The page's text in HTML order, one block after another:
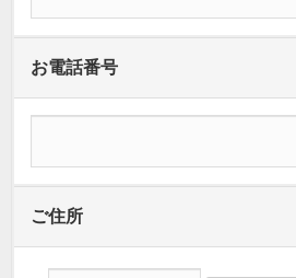
お電話番号
ご住所